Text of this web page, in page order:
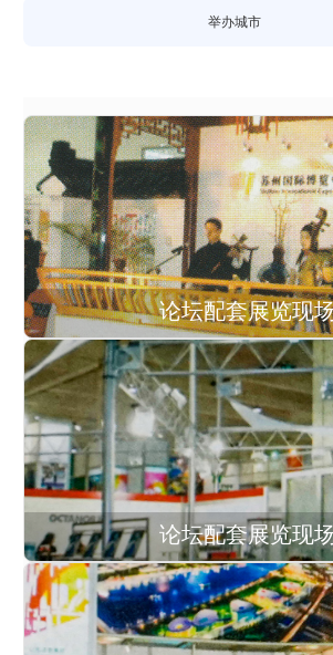
举办城市
论坛配套展览现
论坛配套展览现